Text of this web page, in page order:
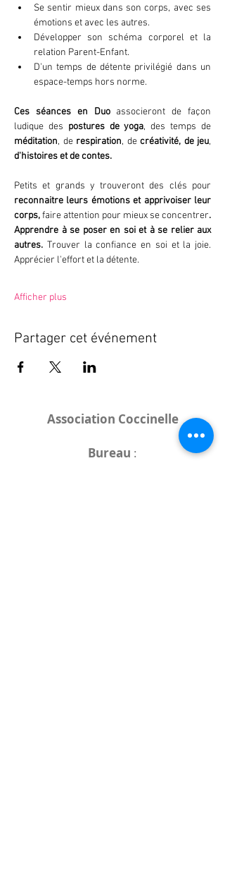
Se sentir mieux dans son corps, avec ses
émotions et avec les autres.
Développer son schéma corporel et la
relation Parent-Enfant.
D'un temps de détente privilégié dans un
espace-temps hors norme.
Ces séances en Duo associeront de façon
ludique des postures de yoga
méditation, de respiration, de créativité, de jeu
d'histoires et de contes.
reconnaitre leurs émotions et apprivoiser leur
corps, faire attention pour mieux se concentrer.
Apprendre à se poser en soi et à se relier aux
autres. Trouver la confiance en soi et la joie.
Apprécier l'effort et la détente.
Afficher plus
Partager cet événement
Association Coccinelle
Bureau :